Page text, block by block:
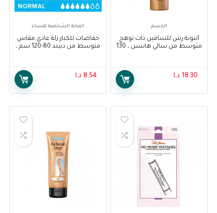
الجسم
أنبوبة رش للساقين ذات توهج
متوسط من سالي هانسن ، 130
18.30 د.ا
العناية الشخصية للنساء
حفاضات للكبار زلة عادي مقاس
متوسط من ديبند 80-120 سم ،
8.54 د.ا